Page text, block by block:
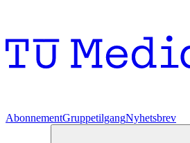
AbonnementGruppetilgangNyhetsbrev